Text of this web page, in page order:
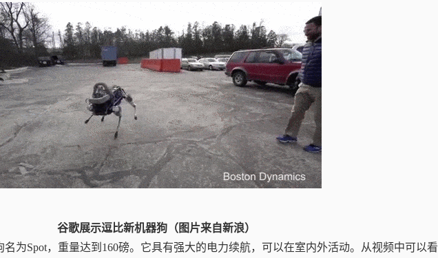
谷歌展示逗比新机器狗（图片来自新浪）
为Spot，重量达到160磅。它具有强大的电力续航，可以在室内外活动。从视频中可以看